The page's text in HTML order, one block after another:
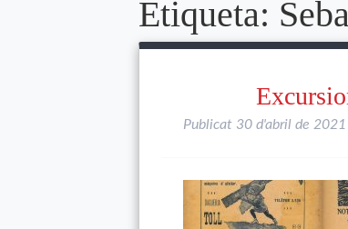
Etiqueta:
Publicat 30 d'abril de 2021